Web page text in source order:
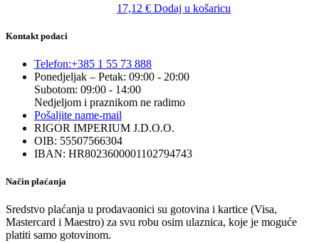
17,12 € Dodaj u košaricu
Kontakt podaci
Telefon:+385 1 55 73 888
Ponedjeljak – Petak: 09:00 - 20:00
Subotom: 09:00 - 14:00
Nedjeljom i praznikom ne radimo
Pošaljite name-mail
RIGOR IMPERIUM J.D.O.O.
OIB: 55507566304
IBAN: HR8023600001102794743
Način plaćanja
Sredstvo plaćanja u prodavaonici su gotovina i kartice (Visa,
Mastercard i Maestro) za svu robu osim ulaznica, koje je moguće
platiti samo gotovinom.